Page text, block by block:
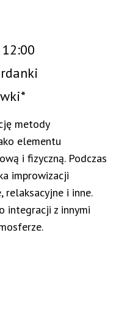
metody
elementu
i fizyczną. Podczas
improwizacji
relaksacyjne i inne.
integracji z innymi